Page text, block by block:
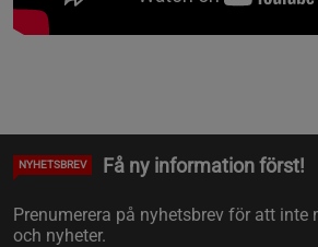
NYHETSBREV Få ny information först!
Prenumerera på nyhetsbrev för att inte
och nyheter.